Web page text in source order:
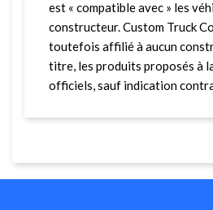
est « compatible avec » les
constructeur. Custom Truck
toutefois affilié à aucun
titre, les produits proposés à
officiels, sauf indication